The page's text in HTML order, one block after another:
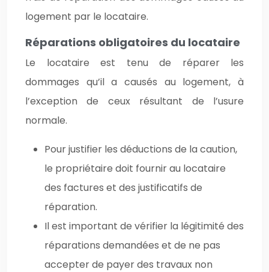
logement par le locataire.
Réparations obligatoires du locataire
Le locataire est tenu de réparer les
dommages qu’il a causés au logement, à
l’exception de ceux résultant de l’usure
normale.
Pour justifier les déductions de la caution,
le propriétaire doit fournir au locataire
des factures et des justificatifs de
réparation.
Il est important de vérifier la légitimité des
réparations demandées et de ne pas
accepter de payer des travaux non